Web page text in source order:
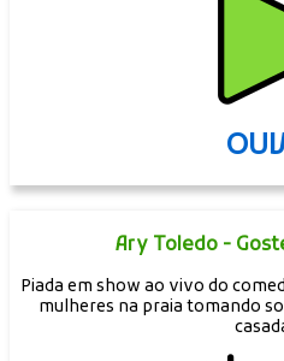
Ary Toledo -
Piada em show ao vivo do
mulheres na praia tomando